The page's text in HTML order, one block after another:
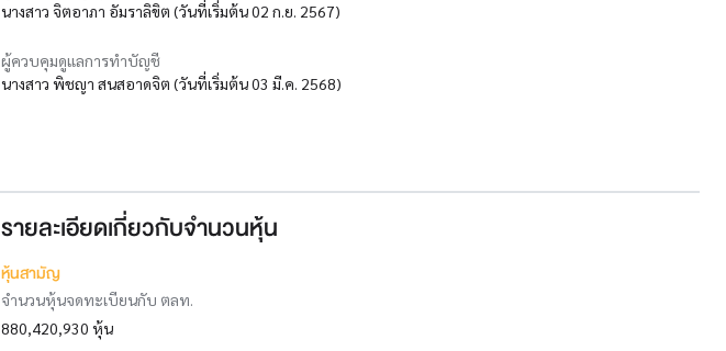
นางสาว จิตอาภา อัมราลิขิต (วันที่เริ่มต้น 02 ก.ย. 2567)
ผู้ควบคุมดูแลการทำบัญชี
นางสาว พิชญา สนสอาดจิต (วันที่เริ่มต้น 03 มี.ค. 2568)
รายละเอียดเกี่ยวกับจำนวนหุ้น
หุ้นสามัญ
จำนวนหุ้นจดทะเบียนกับ ตลท.
880,420,930 หุ้น